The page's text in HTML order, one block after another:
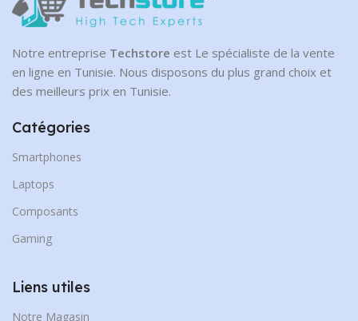
Notre entreprise Techstore est Le spécialiste de la vente
en ligne en Tunisie. Nous disposons du plus grand choix et
des meilleurs prix en Tunisie.
Catégories
Smartphones
Laptops
Composants
Gaming
Liens utiles
Notre Magasin